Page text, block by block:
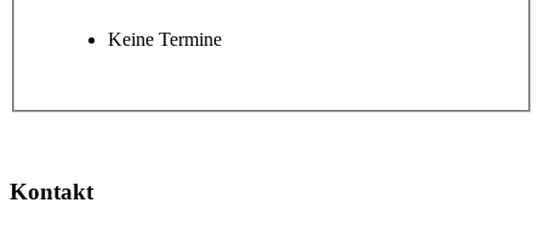
Keine Termine
Kontakt